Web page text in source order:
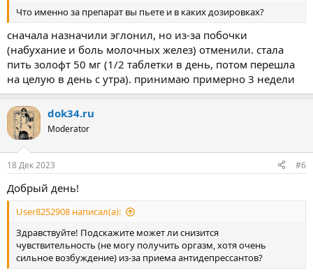
Что именно за препарат вы пьете и в каких дозировках?
сначала назначили эглонил, но из-за побочки
(набухание и боль молочных желез) отменили. стала
пить золофт 50 мг (1/2 таблетки в день, потом перешла
на целую в день с утра). принимаю примерно 3 недели
dok34.ru
Moderator
18 Дек 2023 #6
Добрый день!
User8252908 написал(а):
Здравствуйте! Подскажите может ли снизится
чувствительность (не могу получить оргазм, хотя очень
сильное возбуждение) из-за приема антидепрессантов?